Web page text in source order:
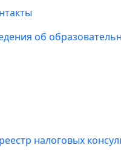
об
налоговых